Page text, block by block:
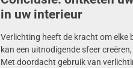
in uw interieur
Verlichting heeft de kracht om elke
kan een uitnodigende sfeer
Met doordacht gebruik van